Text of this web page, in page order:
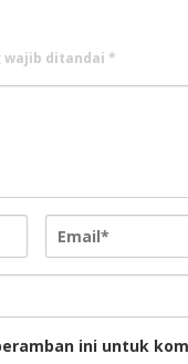
wajib ditandai *
ini untuk